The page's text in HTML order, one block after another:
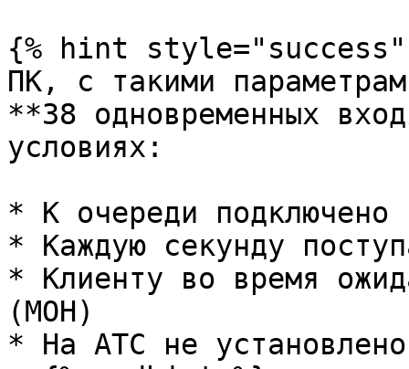
{% hint style="success"
ПК, с такими
**38 одновременных
условиях:
* К очереди
* Каждую секунду
* Клиенту во время
(MOH)
* На АТС не